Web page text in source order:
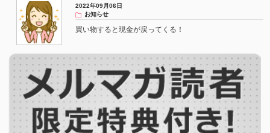
2022年09月06日
お知らせ
買い物すると現金が戻ってくる！